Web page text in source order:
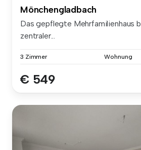
Mönchengladbach
Das gepflegte Mehrfamilienhaus
zentraler...
3 Zimmer Wohnung
€ 549